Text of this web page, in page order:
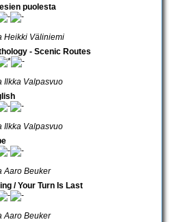
puolesta
Heikki Väliniemi
- Scenic Routes
Ilkka Valpasvuo
Ilkka Valpasvuo
Aaro Beuker
/ Your Turn Is Last
Aaro Beuker